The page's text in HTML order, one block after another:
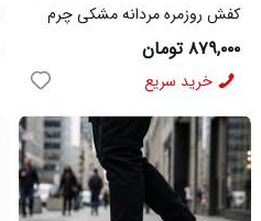
کفش روزمره مردانه مشکی چرم
مصنوعی بند دار مدل 49934
۸۷۹,۰۰۰ تومان
خرید سریع